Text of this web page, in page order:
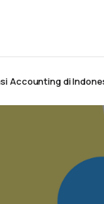
Accounting di